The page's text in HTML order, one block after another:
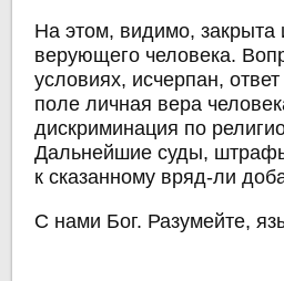
На этом, видимо,
верующего человека.
условиях, исчерпан,
поле личная вера
дискриминация по
Дальнейшие суды,
к сказанному вряд-ли
С нами Бог. Разумейте,